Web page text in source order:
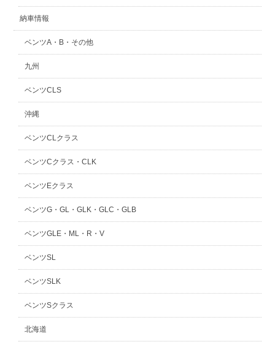
納車情報
ベンツA・B・その他
九州
ベンツCLS
沖縄
ベンツCLクラス
ベンツCクラス・CLK
ベンツEクラス
ベンツG・GL・GLK・GLC・GLB
ベンツGLE・ML・R・V
ベンツSL
ベンツSLK
ベンツSクラス
北海道